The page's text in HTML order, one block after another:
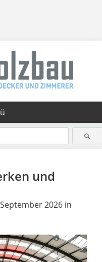
und
2026 in